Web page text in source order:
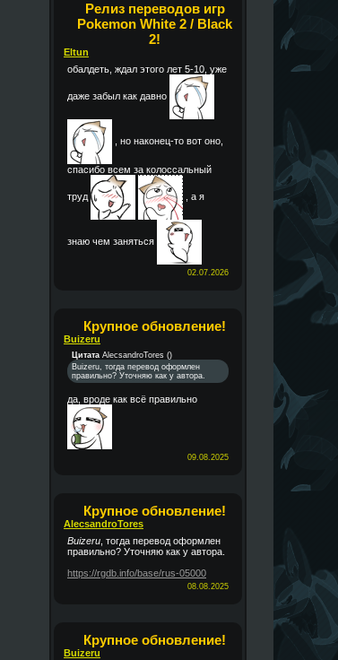
Релиз переводов игр
Pokemon White 2 / Black
2!
Eltun
обалдеть, ждал этого лет 5-10, уже
даже забыл как давно
, но наконец-то вот оно,
спасибо всем за колоссальный
труд , а я
знаю чем заняться
02.07.2026
Крупное обновление!
Buizeru
Цитата AlecsandroTores ()
Buizeru, тогда перевод оформлен
правильно? Уточняю как у автора.
да, вроде как всё правильно
09.08.2025
Крупное обновление!
AlecsandroTores
Buizeru , тогда перевод оформлен
правильно? Уточняю как у автора.
https://rgdb.info/base/rus-05000
08.08.2025
Крупное обновление!
Buizeru